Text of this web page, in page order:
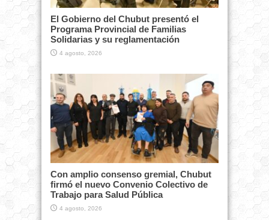
El Gobierno del Chubut presentó el
Programa Provincial de Familias
Solidarias y su reglamentación
4 agosto, 2026
Con amplio consenso gremial, Chubut
firmó el nuevo Convenio Colectivo de
Trabajo para Salud Pública
4 agosto, 2026